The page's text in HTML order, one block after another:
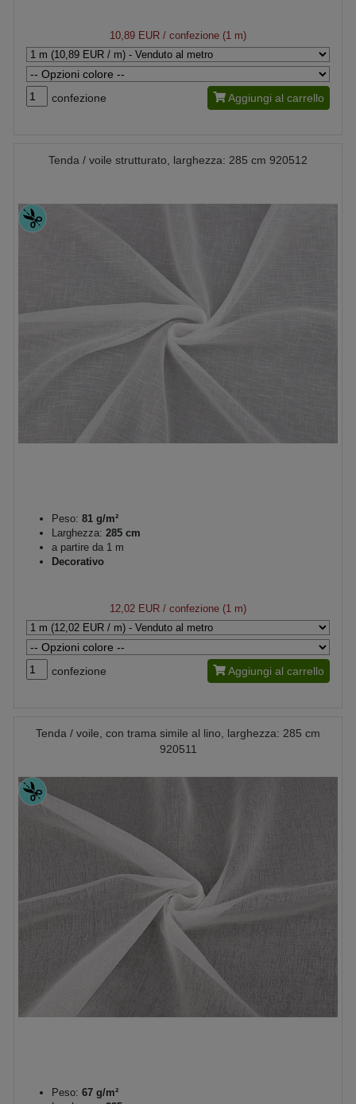
10,89 EUR / confezione (1 m)
confezione Aggiungi al carrello
Tenda / voile strutturato, larghezza: 285 cm 920512
Peso: 81 g/m²
Larghezza: 285 cm
a partire da 1 m
Decorativo
12,02 EUR / confezione (1 m)
confezione Aggiungi al carrello
Tenda / voile, con trama simile al lino, larghezza: 285 cm
920511
Peso: 67 g/m²